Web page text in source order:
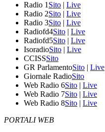
Radio 1 Sito | Live
Radio 2Sito | Live
Radio 3Sito | Live
Radiofd4Sito | Live
Radiofd5Sito | Live
IsoradioSito | Live
CCISSSito
GR ParlamentoSito | Live
Giornale RadioSito
Web Radio 6Sito | Live
Web Radio 7Sito | Live
Web Radio 8Sito | Live
PORTALI WEB